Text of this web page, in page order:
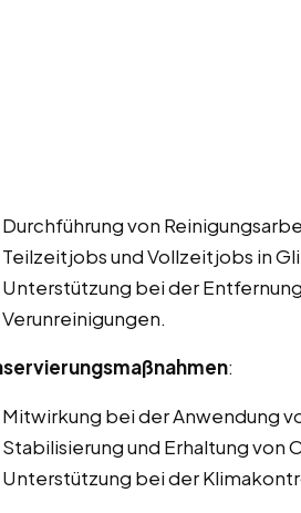
Durchführung von
Teilzeitjobs und Vollzeitjobs in
Unterstützung bei der
Verunreinigungen.
:
Mitwirkung bei der Anwendung
Stabilisierung und Erhaltung von
Unterstützung bei der